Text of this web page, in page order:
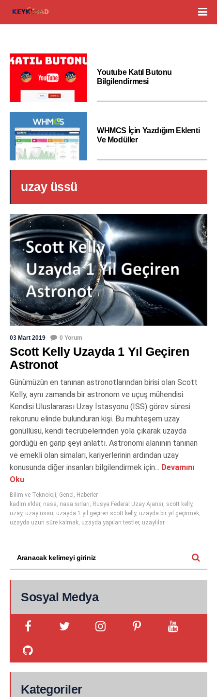
Youtube Katıl Butonu
Bilgilendirmesi
WHMCS İçin Yazdığım Eklenti
Ve Modüller
uzay üssü
03 Mart 2019 0 Yorum
Scott Kelly Uzayda 1 Yıl Geçiren
Astronot
Günümüzün en tanınan astronotlarından birisi olan Scott
Kelly, aynı zamanda bir astronom ve uçuş mühendisi.
Kendisi Uluslararası Uzay İstasyonu (ISS) görev süresi
rekorunu elinde bulunduran kişi. Bu muhteşem uzay
gönüllüsü, kendi tecrübelerinden yola çıkarak uzayda
gördüğü en garip şeyi anlattı. Astronomi alanının tanınan
ve emekli olan simaları, kariyerlerinin ardından uzay
konusunda diğer insanları bilgilendirmek için... Devamını
Oku
Bilim ve Teknoloji, Genel , Haberler
kadim ırklar, nasa, nasa sırları, Rusya Federal Uzay Ajansı, scott kelly,
uzay, uzay üssü, uzayda 1 yıl geçiren scott kelly, uzayda bir yıl geçirmek,
uzayda uzun süre kalmak, uzayda yapılan testler, uzaylılar
Sosyal Medya
Kategoriler